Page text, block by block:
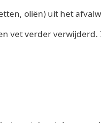
oliën) uit het
vet verder